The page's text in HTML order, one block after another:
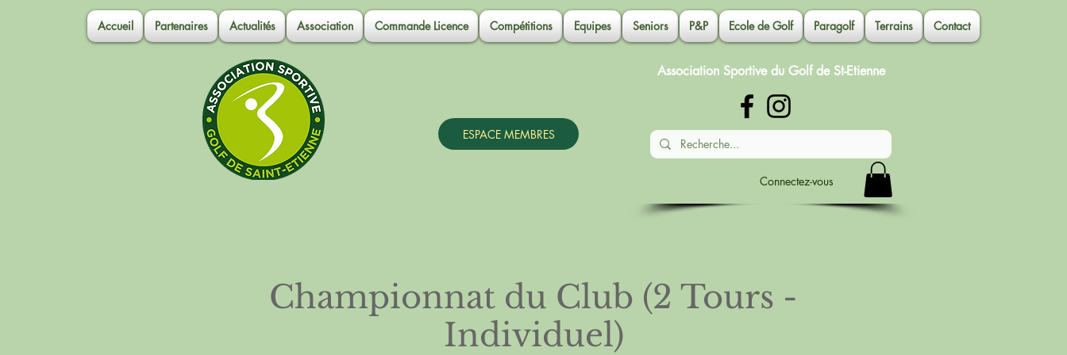
Accueil Partenaires Actualités Association Commande Licence Compétitions Equipes Seniors P&P Ecole de Golf Paragolf Terrains Contact
ESPACE MEMBRES
Association Sportive du Golf de St-Etienne
Connectez-vous
Championnat du Club (2 Tours -
Individuel)